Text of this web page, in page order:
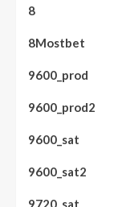
8
8Mostbet
9600_prod
9600_prod2
9600_sat
9600_sat2
9720_sat